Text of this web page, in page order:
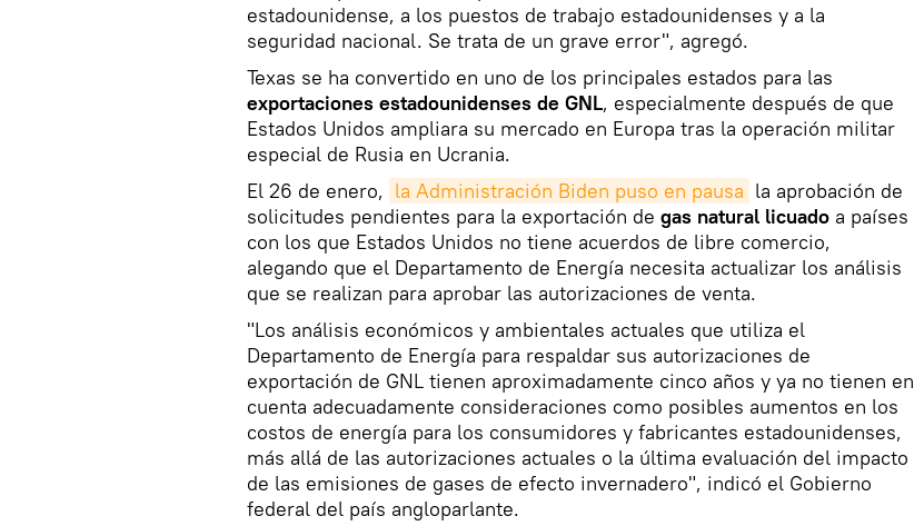
estadounidense, a los puestos de trabajo estadounidenses y a la
seguridad nacional. Se trata de un grave error", agregó.
Texas se ha convertido en uno de los principales estados para las
exportaciones estadounidenses de GNL, especialmente después de que
Estados Unidos ampliara su mercado en Europa tras la operación militar
especial de Rusia en Ucrania.
El 26 de enero, la Administración Biden puso en pausa la aprobación de
solicitudes pendientes para la exportación de gas natural licuado a países
con los que Estados Unidos no tiene acuerdos de libre comercio,
alegando que el Departamento de Energía necesita actualizar los análisis
que se realizan para aprobar las autorizaciones de venta.
"Los análisis económicos y ambientales actuales que utiliza el
Departamento de Energía para respaldar sus autorizaciones de
exportación de GNL tienen aproximadamente cinco años y ya no tienen en
cuenta adecuadamente consideraciones como posibles aumentos en los
costos de energía para los consumidores y fabricantes estadounidenses,
más allá de las autorizaciones actuales o la última evaluación del impacto
de las emisiones de gases de efecto invernadero", indicó el Gobierno
federal del país angloparlante.